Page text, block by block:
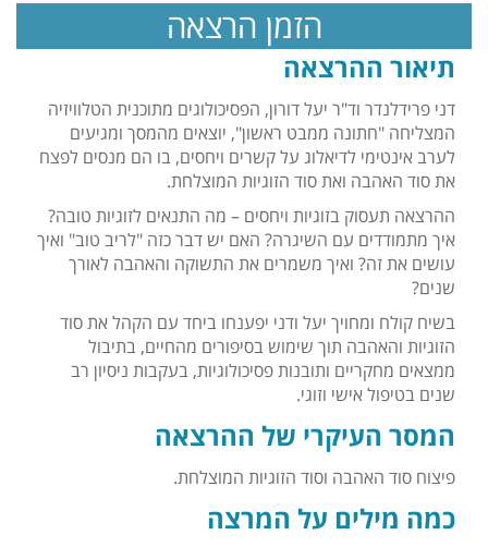
הזמן הרצאה
תיאור ההרצאה
דני פרידלנדר וד"ר יעל דורון, הפסיכולוגים מתוכנית הטלוויזיה
המצליחה "חתונה ממבט ראשון", יוצאים מהמסך ומגיעים
לערב אינטימי לדיאלוג על קשרים ויחסים, בו הם מנסים לפצח
את סוד האהבה ואת סוד הזוגיות המוצלחת.
ההרצאה תעסוק בזוגיות ויחסים – מה התנאים לזוגיות טובה?
איך מתמודדים עם השיגרה? האם יש דבר כזה "לריב טוב" ואיך
עושים את זה? ואיך משמרים את התשוקה והאהבה לאורך
שנים?
בשיח קולח ומחויך יעל ודני יפענחו ביחד עם הקהל את סוד
הזוגיות והאהבה תוך שימוש בסיפורים מהחיים, בתיבול
ממצאים מחקריים ותובנות פסיכולוגיות, בעקבות ניסיון רב
שנים בטיפול אישי וזוגי.
המסר העיקרי של ההרצאה
פיצוח סוד האהבה וסוד הזוגיות המוצלחת.
כמה מילים על המרצה